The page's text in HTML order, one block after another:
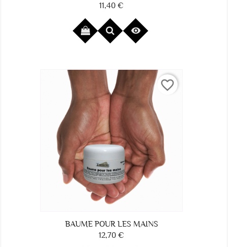
Prix
11,40 €

BAUME POUR LES MAINS
Prix
12,70 €
favorite_border